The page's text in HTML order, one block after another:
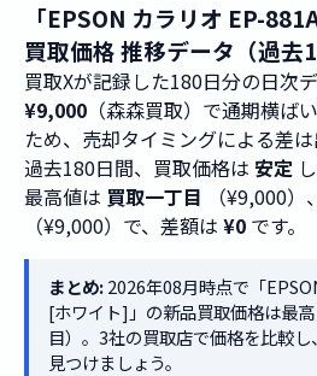
「EPSON カラリオ EP-
買取価格 推移データ（過去
買取Xが記録した180日分の日次
¥9,000 （森森買取）で通期横ば
ため、売却タイミングによる差は
過去180日間、買取価格は 安定
最高値は 買取一丁目 （¥9,000）
（¥9,000）で、差額は ¥0 です。
まとめ:2026年08月時点で「
[ホワイト]」の新品買取価格は最高
目）。3社の買取店で価格を比較
見つけましょう。